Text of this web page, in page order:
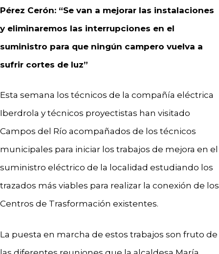
Pérez Cerón: “Se van a mejorar las instalaciones
y eliminaremos las interrupciones en el
suministro para que ningún campero vuelva a
sufrir cortes de luz”
Esta semana los técnicos de la compañía eléctrica
Iberdrola y técnicos proyectistas han visitado
Campos del Río acompañados de los técnicos
municipales para iniciar los trabajos de mejora en el
suministro eléctrico de la localidad estudiando los
trazados más viables para realizar la conexión de los
Centros de Trasformación existentes.
La puesta en marcha de estos trabajos son fruto de